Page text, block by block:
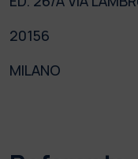
20156
MILANO